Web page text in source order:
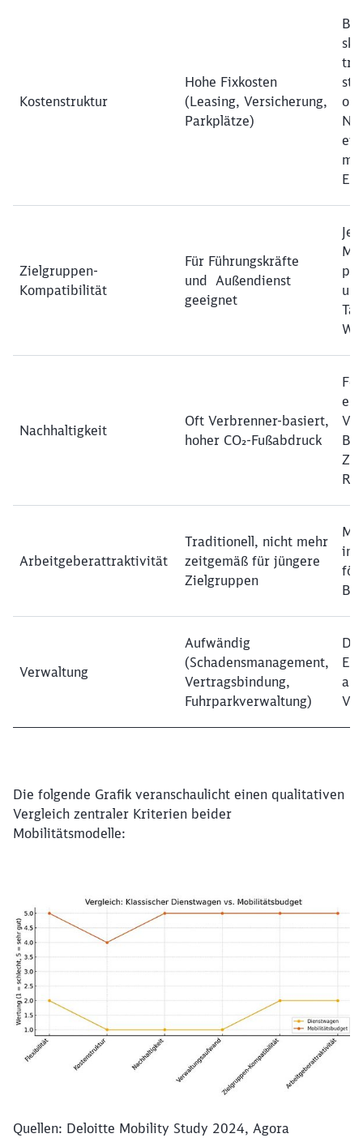
Kostenstruktur
Hohe Fixkosten
(Leasing, Versicherung,
Parkplätze)
Zielgruppen-
Kompatibilität
Für Führungskräfte
und Außendienst
geeignet
Nachhaltigkeit
Oft Verbrenner-basiert,
hoher CO₂-Fußabdruck
Arbeitgeberattraktivität
Traditionell, nicht mehr
zeitgemäß für jüngere
Zielgruppen
Verwaltung
Aufwändig
(Schadensmanagement,
Vertragsbindung,
Fuhrparkverwaltung)
Die folgende Grafik veranschaulicht einen qualitativen
Vergleich zentraler Kriterien beider
Mobilitätsmodelle:
Quellen: Deloitte Mobility Study 2024, Agora